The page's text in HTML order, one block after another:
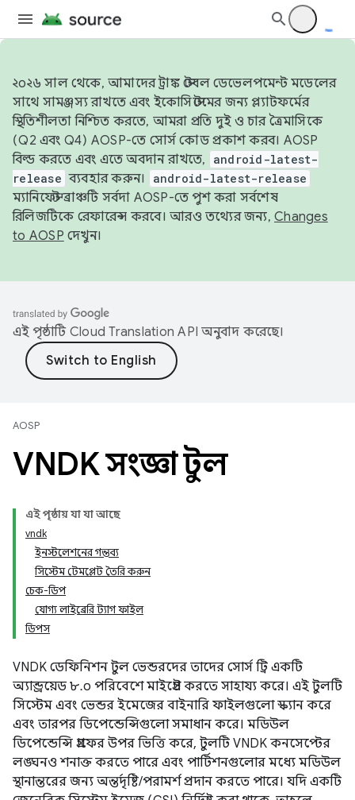
২০২৬ সাল থেকে, আমাদের ট্রাঙ্ক স্টেবল ডেভেলপমেন্ট মডেলের
সাথে সামঞ্জস্য রাখতে এবং ইকোসিস্টেমের জন্য প্ল্যাটফর্মের
স্থিতিশীলতা নিশ্চিত করতে, আমরা প্রতি দুই ও চার ত্রৈমাসিকে
(Q2 এবং Q4) AOSP-তে সোর্স কোড প্রকাশ করব। AOSP
বিল্ড করতে এবং এতে অবদান রাখতে,
android-latest-
release ব্যবহার করুন। android-latest-release
ম্যানিফেস্ট ব্রাঞ্চটি সর্বদা AOSP-তে পুশ করা সর্বশেষ
রিলিজটিকে রেফারেন্স করবে। আরও তথ্যের জন্য, Changes
to AOSP দেখুন।
এই পৃষ্ঠাটি Cloud Translation API অনুবাদ করেছে।
AOSP
VNDK সংজ্ঞা টুল
এই পৃষ্ঠায় যা যা আছে
vndk
ইনস্টলেশনের গন্তব্য
সিস্টেম টেমপ্লেট তৈরি করুন
চেক-ডিপ
যোগ্য লাইব্রেরি ট্যাগ ফাইল
ডিপস
VNDK ডেফিনিশন টুল ভেন্ডরদের তাদের সোর্স ট্রি একটি
অ্যান্ড্রয়েড ৮.০ পরিবেশে মাইগ্রেট করতে সাহায্য করে। এই টুলটি
সিস্টেম এবং ভেন্ডর ইমেজের বাইনারি ফাইলগুলো স্ক্যান করে
এবং তারপর ডিপেন্ডেন্সিগুলো সমাধান করে। মডিউল
ডিপেন্ডেন্সি গ্রাফের উপর ভিত্তি করে, টুলটি VNDK কনসেপ্টের
লঙ্ঘনও শনাক্ত করতে পারে এবং পার্টিশনগুলোর মধ্যে মডিউল
স্থানান্তরের জন্য অন্তর্দৃষ্টি/পরামর্শ প্রদান করতে পারে। যদি একটি